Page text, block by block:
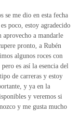
se me dio en esta fecha
poco, estoy agradecido
a mandarle
pronto, a Rubén
algunos roces con
es así la esencia del
de carreras y estoy
y ya en la
y veremos si
y me gusta mucho